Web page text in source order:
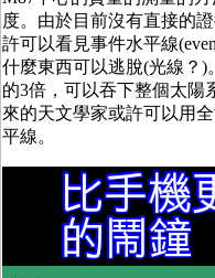
度。由於目前沒有直接的
許可以看見事件水平線
什麼東西可以逃脫(光線？)
的3倍，可以吞下整個太陽
來的天文學家或許可以用
平線。